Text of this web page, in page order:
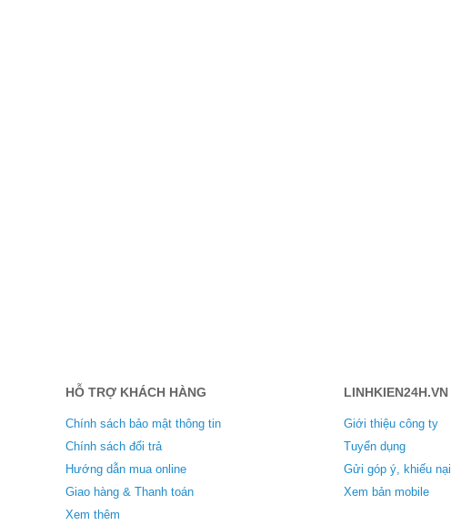
HỖ TRỢ KHÁCH HÀNG
Chính sách bảo mật thông tin
Chính sách đổi trả
Hướng dẫn mua online
Giao hàng & Thanh toán
Xem thêm
LINHKIEN24H.VN
Giới thiệu công ty
Tuyển dụng
Gửi góp ý, khiếu nại
Xem bản mobile